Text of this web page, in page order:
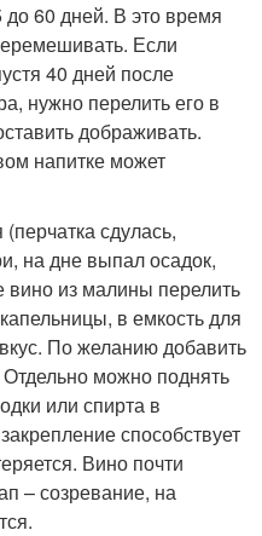
60 дней. В это время
Если
40 дней после
нужно перелить его в
дображивать.
напитке может
сдулась,
на дне выпал осадок,
вино из малины перелить
в емкость для
По желанию добавить
можно поднять
или спирта в
способствует
Вино почти
– созревание, на